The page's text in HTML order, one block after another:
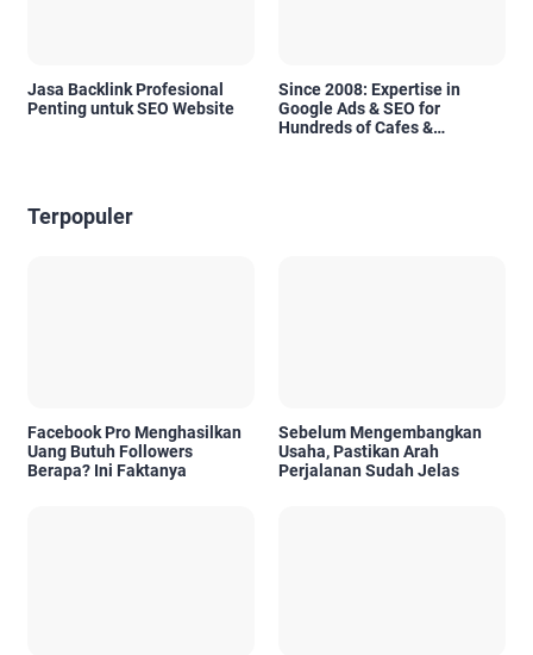
Jasa Backlink Profesional
Penting untuk SEO Website
Since 2008: Expertise in
Google Ads & SEO for
Hundreds of Cafes &
Terpopuler
Facebook Pro Menghasilkan
Uang Butuh Followers
Berapa? Ini Faktanya
Sebelum Mengembangkan
Usaha, Pastikan Arah
Perjalanan Sudah Jelas